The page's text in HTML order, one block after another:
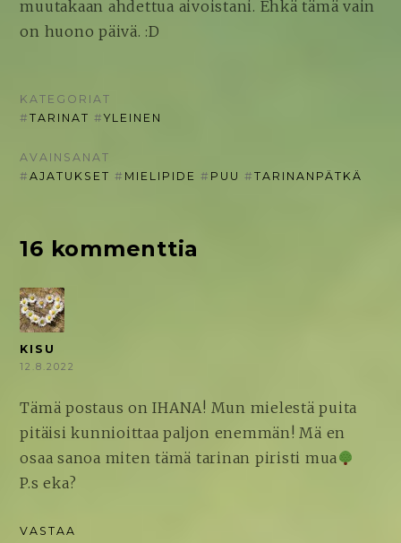
muutakaan ahdettua aivoistani. Ehkä tämä vain
on huono päivä. :D
KATEGORIAT
#TARINAT #YLEINEN
AVAINSANAT
#AJATUKSET # MIELIPIDE # PUU #TARINANPÄTKÄ
16 kommenttia
KISU
12.8.2022
Tämä postaus on IHANA! Mun mielestä puita
pitäisi kunnioittaa paljon enemmän! Mä en
osaa sanoa miten tämä tarinan piristi mua
P.s eka?
VASTAA